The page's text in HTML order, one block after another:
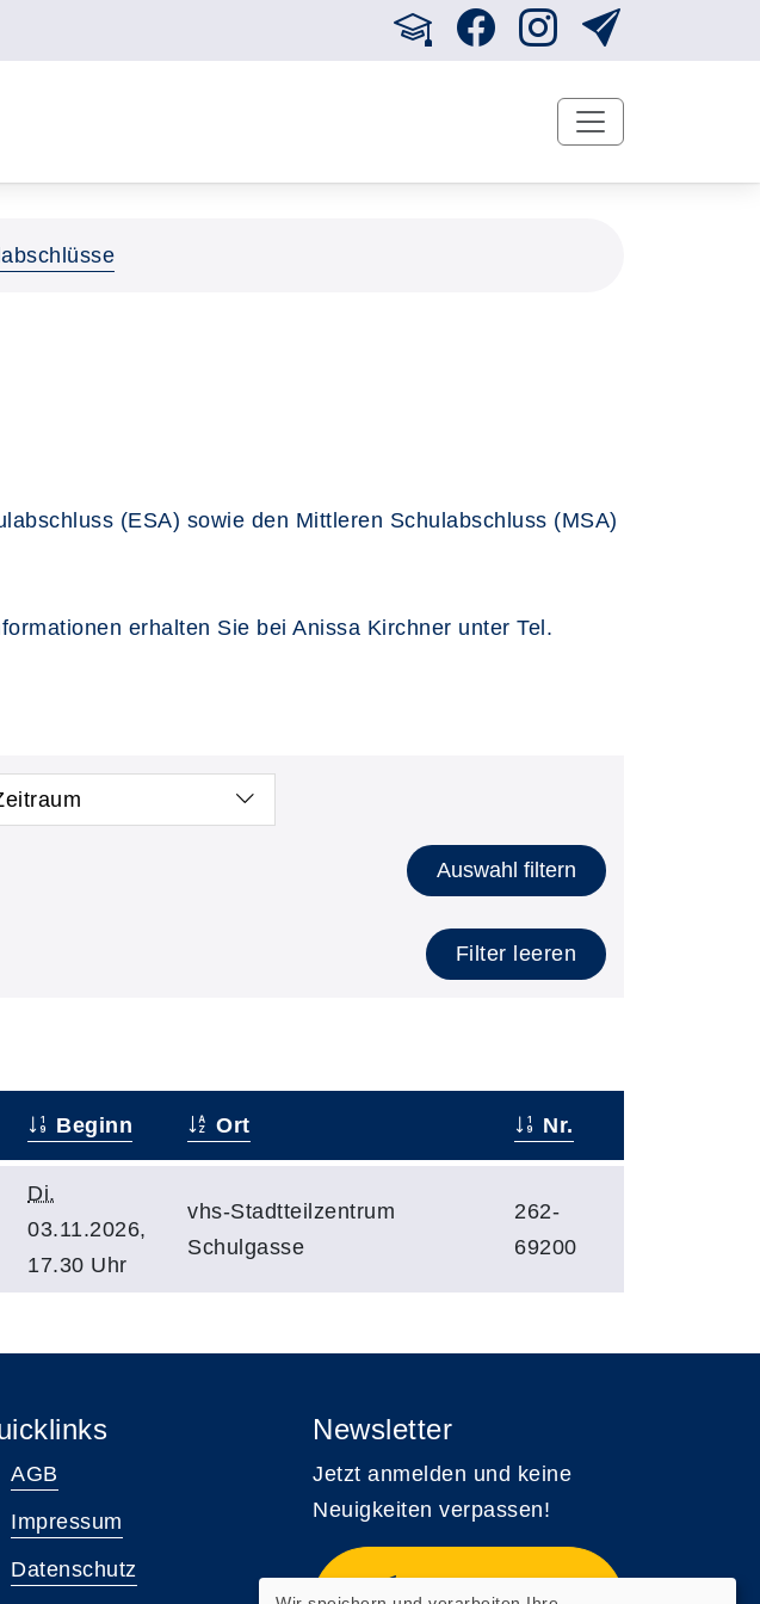
(ESA) sowie den Mittleren Schulabschluss (MSA)
erhalten Sie bei Anissa Kirchner unter Tel.
Auswahl filtern
Filter leeren
Beginn Ort Nr.
Di.
03.11.2026,
17.30 Uhr
vhs-Stadtteilzentrum
Schulgasse
262-
69200
AGB
Impressum
Datenschutz
Newsletter
Jetzt anmelden und keine
Neuigkeiten verpassen!